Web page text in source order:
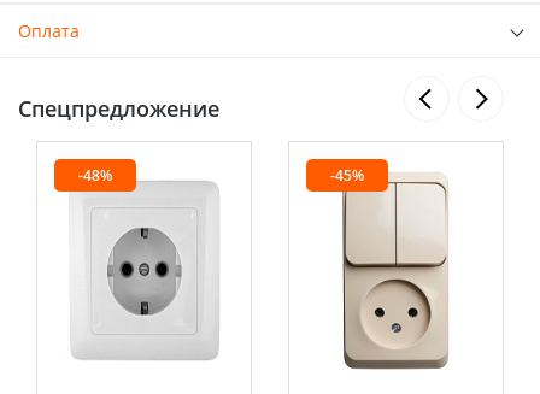
Оплата
Спецпредложение
-48% -45%